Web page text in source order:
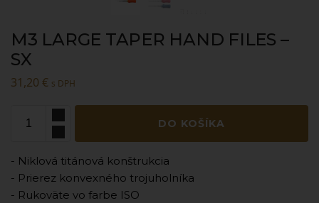
M3 LARGE TAPER HAND FILES –
SX
31,20 € s DPH
DO KOŠÍKA
- Niklová titánová konštrukcia
- Prierez konvexného trojuholníka
- Rukoväte vo farbe ISO